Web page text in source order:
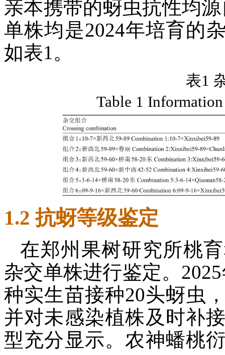
亲本携带的蚜虫抗性均
单株均是2024年培育的
如表1。
表1
Table 1
1.2 抗蚜等级鉴定
在郑州果树研究所桃
杂交单株进行鉴定。
种实生苗接种20头蚜虫
并对未感染植株及时补
型充分显示。农神蟠桃